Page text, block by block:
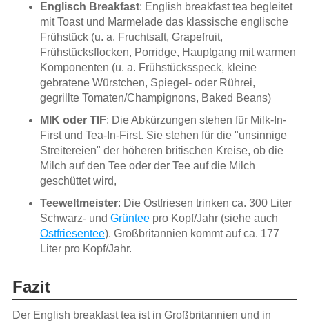
Englisch Breakfast: English breakfast tea begleitet
mit Toast und Marmelade das klassische englische
Frühstück (u. a. Fruchtsaft, Grapefruit,
Frühstücksflocken, Porridge, Hauptgang mit warmen
Komponenten (u. a. Frühstücksspeck, kleine
gebratene Würstchen, Spiegel- oder Rührei,
gegrillte Tomaten/Champignons, Baked Beans)
MIK oder TIF: Die Abkürzungen stehen für Milk-In-
First und Tea-In-First. Sie stehen für die "unsinnige
Streitereien" der höheren britischen Kreise, ob die
Milch auf den Tee oder der Tee auf die Milch
geschüttet wird,
Teeweltmeister: Die Ostfriesen trinken ca. 300 Liter
Schwarz- und Grünteepro Kopf/Jahr (siehe auch
Ostfriesentee). Großbritannien kommt auf ca. 177
Liter pro Kopf/Jahr.
Fazit
Der English breakfast tea ist in Großbritannien und in